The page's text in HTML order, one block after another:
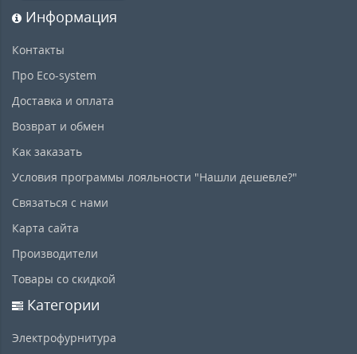
Информация
Контакты
Про Eco-system
Доставка и оплата
Возврат и обмен
Как заказать
Условия программы лояльности "Нашли дешевле?"
Связаться с нами
Карта сайта
Производители
Товары со скидкой
Категории
Электрофурнитура